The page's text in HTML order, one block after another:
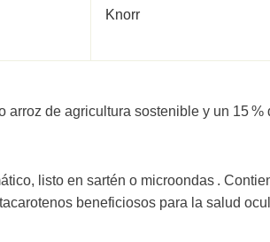
Knorr
de agricultura sostenible y un 15
listo en sartén o microondas .
beneficiosos para la salud